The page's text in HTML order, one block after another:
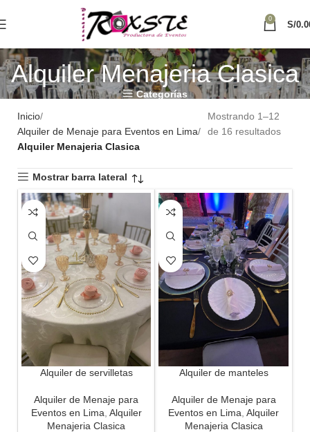
0
S/
Alquiler Menajeria Clasica
Categorías
Inicio
Alquiler de Menaje para Eventos en Lima
Alquiler Menajeria Clasica
Mostrando 1–12
de 16 resultados
Mostrar barra lateral
Alquiler de servilletas
Alquiler de Menaje para
Eventos en Lima Alquiler
Menajeria Clasica
Alquiler de manteles
Alquiler de Menaje para
Eventos en Lima ,Alquiler
Menajeria Clasica